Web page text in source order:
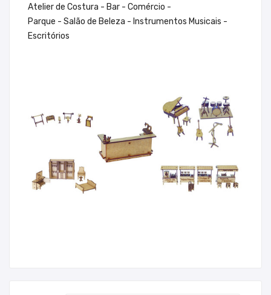
Atelier de Costura - Bar - Comércio -
Parque - Salão de Beleza - Instrumentos Musicais -
Escritórios